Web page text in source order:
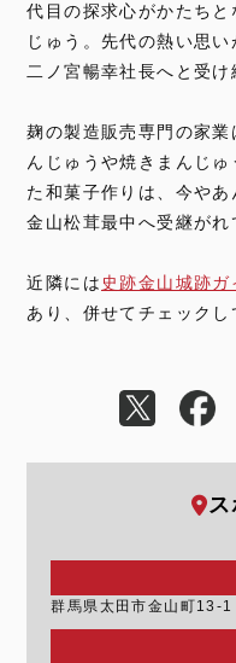
代目の探求心がかたち
じゅう。先代の熱い思
二ノ宮暢幸社長へと受け
麹の製造販売専門の家
んじゅうや焼きまんじ
た和菓子作りは、今や
金山松茸最中へ受継がれ
近隣には 史跡金山城跡
あり、併せてチェックし
群馬県太田市金山町13-1